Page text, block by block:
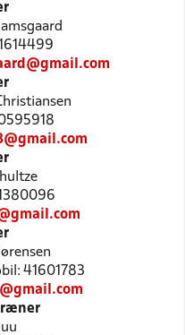
41601783